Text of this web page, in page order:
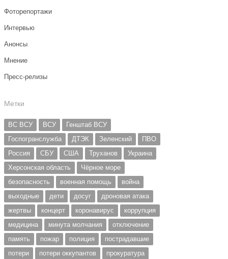
Фоторепортажи
Интервью
Анонсы
Мнение
Пресс-релизы
Метки
ВС ВСУ ВСУ
Генштаб ВСУ
Госпогранслужба
ДТЭК Зеленский
ПВО
Россия
СБУ США Труханов
Украина
Херсонская область
Чёрное море
безопасность
военная помощь
война
выходные
дети досуг
дроновая атака
жертвы
концерт коронавирус
коррупция
медицина
минута молчания
отключение
память
пожар полиция
пострадавшие
потери
потери оккупантов
прокуратура